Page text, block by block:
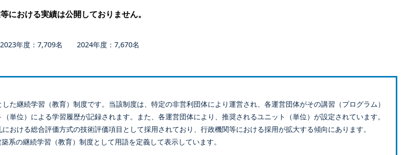
における実績は公開しておりません。
年度：7,709名 2024年度：7,670名
た継続学習（教育）制度です。当該制度は、特定の非営利団体により運営され、各運営団体がその講習（プログラム）
単位）による学習履歴が記録されます。また、各運営団体により、推奨されるユニット（単位）が設定されています。
おける総合評価方式の技術評価項目として採用されており、行政機関等における採用が拡大する傾向にあります。
の継続学習（教育）制度として用語を定義して表示しています。